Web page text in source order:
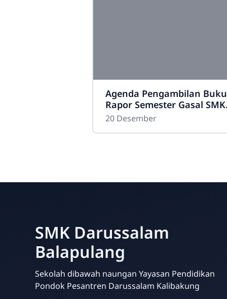
Agenda Pengambilan Buku
Rapor Semester Gasal SMK
Darussalam Balapulang
20 Desember
SMK Darussalam
Balapulang
Sekolah dibawah naungan Yayasan Pendidikan
Pondok Pesantren Darussalam Kalibakung